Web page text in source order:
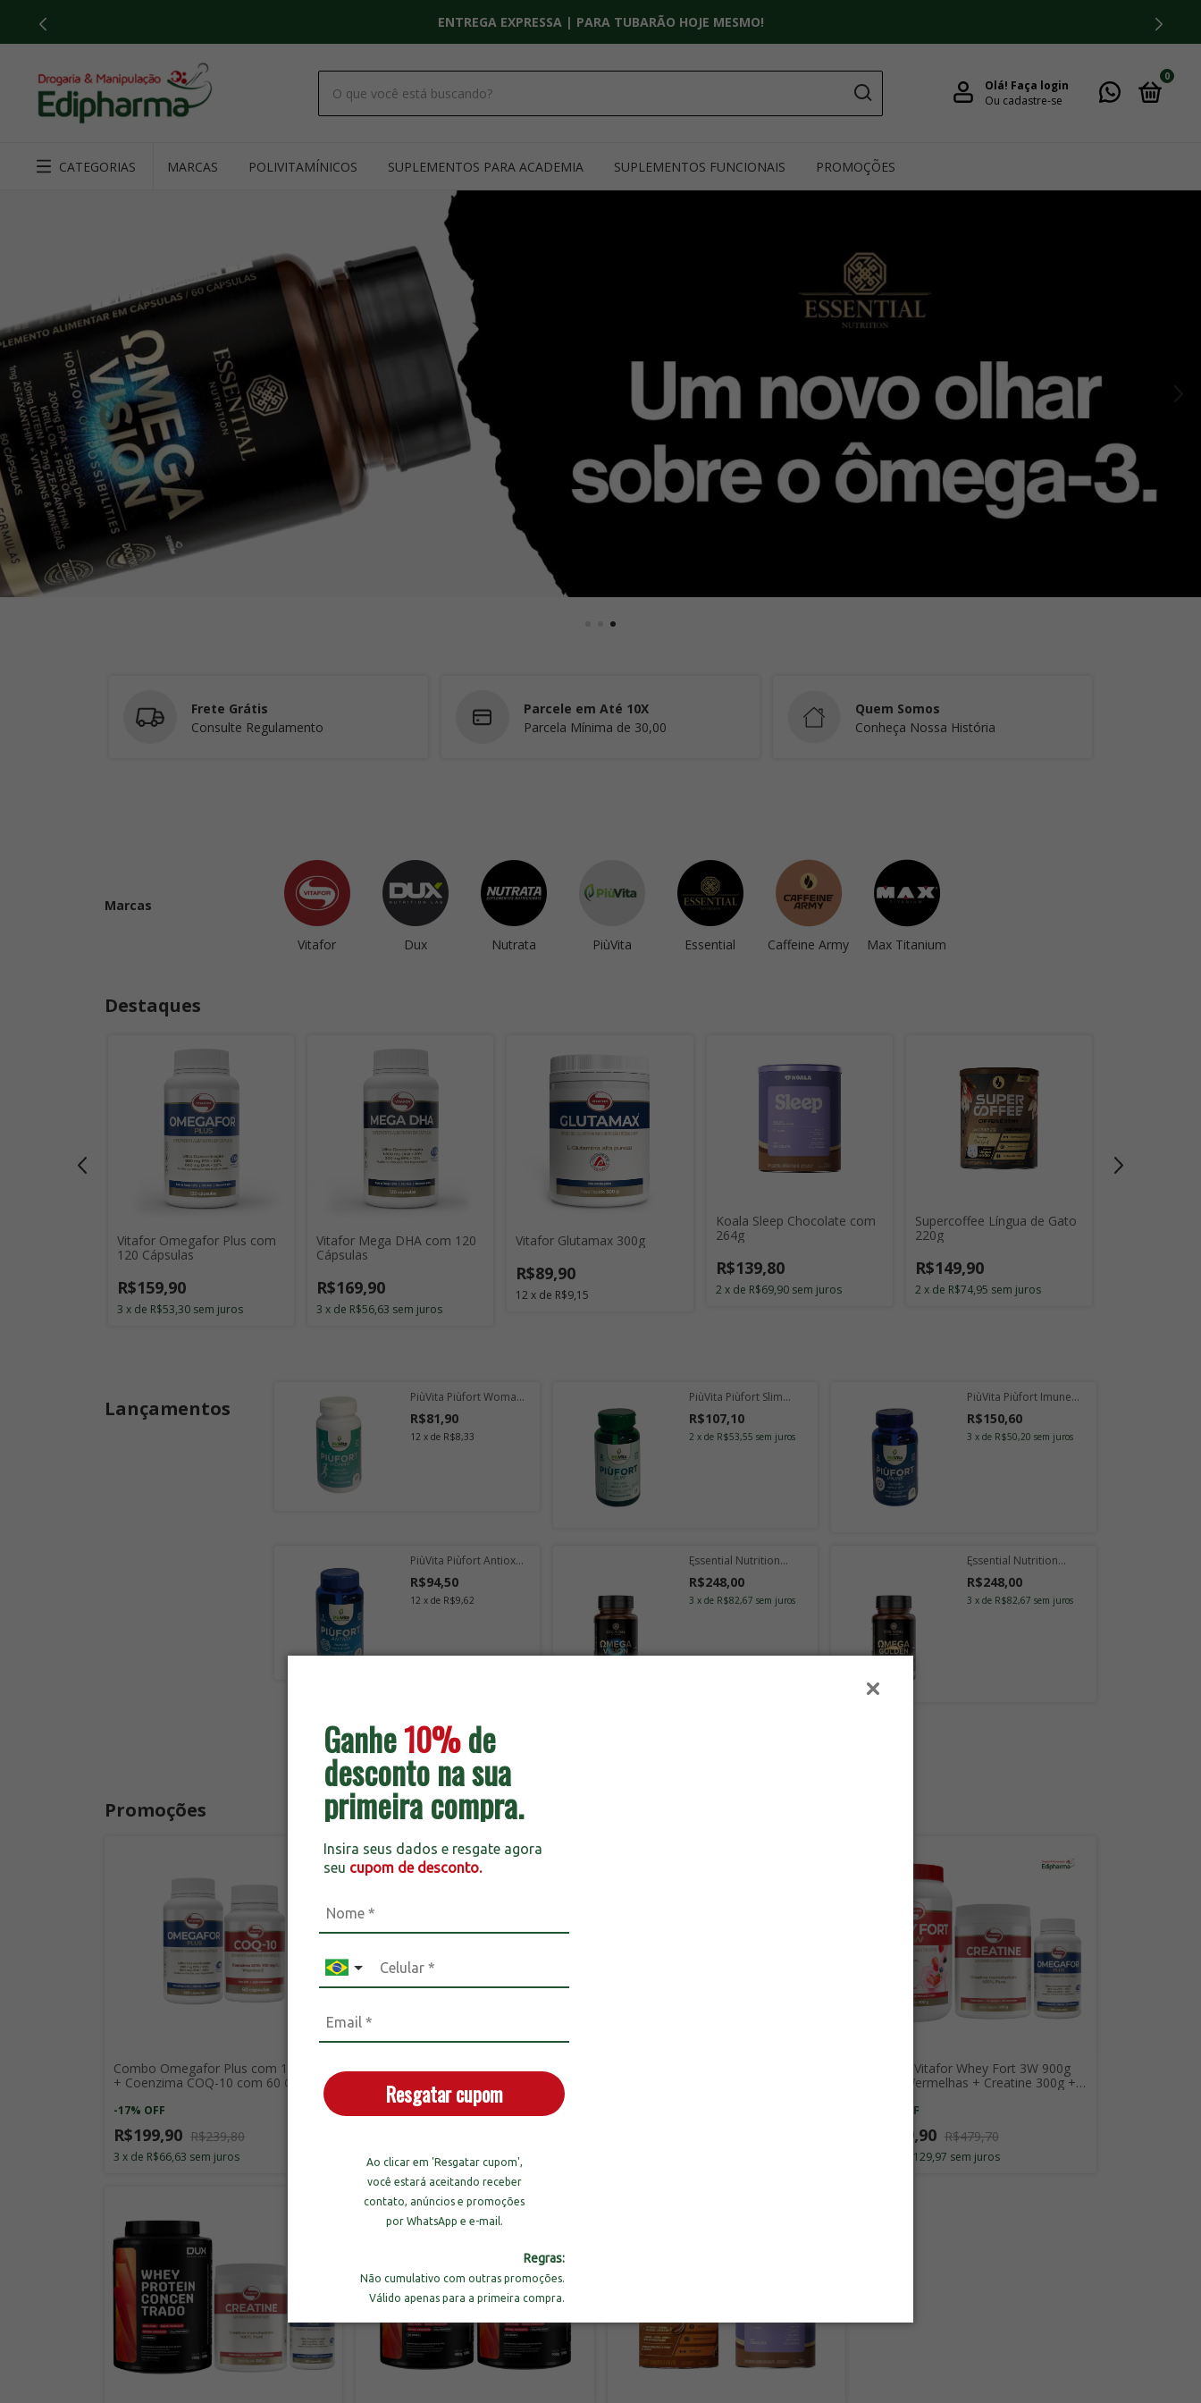
Ganhe10%de
desconto na sua
primeira compra.
Insira seus dados e resgate agora
seu cupom de desconto.
Resgatar cupom
Ao clicar em 'Resgatar cupom',
você estará aceitando receber
contato, anúncios e promoções
por WhatsApp e e-mail.
Regras:
Não cumulativo com outras promoções.
Válido apenas para a primeira compra.
PARCELE EM ATÉ 10X | PARCELA MÍNIMA DE 30,00
Olá! Faça login
Ou cadastre-se
0
CATEGORIAS MARCAS POLIVITAMÍNICOS SUPLEMENTOS PARA ACADEMIA SUPLEMENTOS FUNCIONAIS PROMOÇÕES
Frete Grátis
Consulte Regulamento
Parcele em Até 10X
Parcela Mínima de 30,00
Quem Somos
Conheça Nossa História
Marcas
Vitafor Dux Nutrata PiùVita Essential Caffeine Army Max Titanium
Destaques
Vitafor Omegafor Plus com
120 Cápsulas
R$159,90
3 x de R$53,30 sem juros
Vitafor Mega DHA com 120
Cápsulas
R$169,90
3 x de R$56,63 sem juros
Vitafor Glutamax 300g
R$89,90
12 x de R$9,15
Koala Sleep Chocolate com
264g
R$139,80
2 x de R$69,90 sem juros
Supercoffee Língua de Gato
220g
R$149,90
2 x de R$74,95 sem juros
Lançamentos PiùVita Piùfort Woman
R$81,90
12 x de R$8,33
PiùVita Piùfort Slim
R$107,10
2 x de R$53,55 sem juros
PiùVita Piùfort Imune
R$150,60
3 xde R$50,20 sem juros
PiùVita Piùfort Antiox
R$94,50
12 x de R$9,62
Essential Nutrition
Cápsulas
R$248,00
3 x de R$82,67 sem juros
Essential Nutrition
Cápsulas
R$248,00
3 xde R$82,67 sem juros
Promoções
Combo Omegafor Plus com 120 Cap.
+ Coenzima COQ-10 com 60 Cap.
-17% OFF
R$199,90 R$239,80
3 x de R$66,63 sem juros
Combo Omegafor Plus com 240 Cap.
+ Omegafor Plus com 120 Cap.
OFF
3 x deR$116,63 sem juros
Combo Vitafor Whey Fort 3W 900g
Frutas Vermelhas + Creatine 300g +
OFF
R$389,90 R$479,70
R$129,97 sem juros